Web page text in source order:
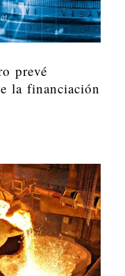
prevé
la financiación